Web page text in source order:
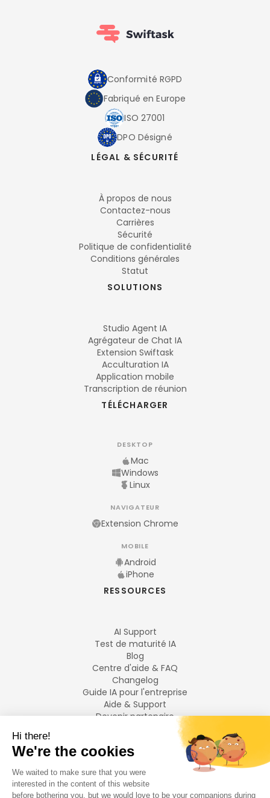
Conformité RGPD
Fabriqué en Europe
ISO 27001
DPO Désigné
LÉGAL & SÉCURITÉ
À propos de nous
Contactez-nous
Carrières
Sécurité
Politique de confidentialité
Conditions générales
Statut
SOLUTIONS
Studio Agent IA
Agrégateur de Chat IA
Extension Swiftask
Acculturation IA
Application mobile
Transcription de réunion
TÉLÉCHARGER
DESKTOP
Mac
Windows
Linux
NAVIGATEUR
Extension Chrome
MOBILE
Android
iPhone
RESSOURCES
AI Support
Test de maturité IA
Blog
Centre d'aide & FAQ
Changelog
Guide IA pour l'entreprise
Aide & Support
Devenir partenaire
LANGUES
Français